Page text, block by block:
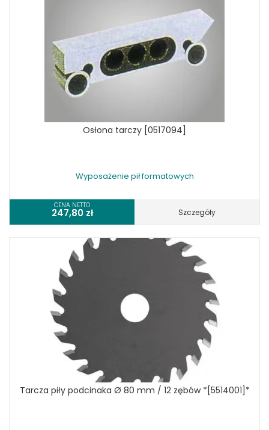
Osłona tarczy [0517094]
Wyposażenie pił formatowych
CENA NETTO
247,80 zł Szczegóły
Tarcza piły podcinaka Ø 80 mm / 12 zębów *[5514001]*